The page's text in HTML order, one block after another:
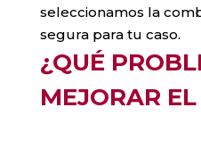
seleccionamos la
segura para tu caso.
¿QUÉ
MEJORAR